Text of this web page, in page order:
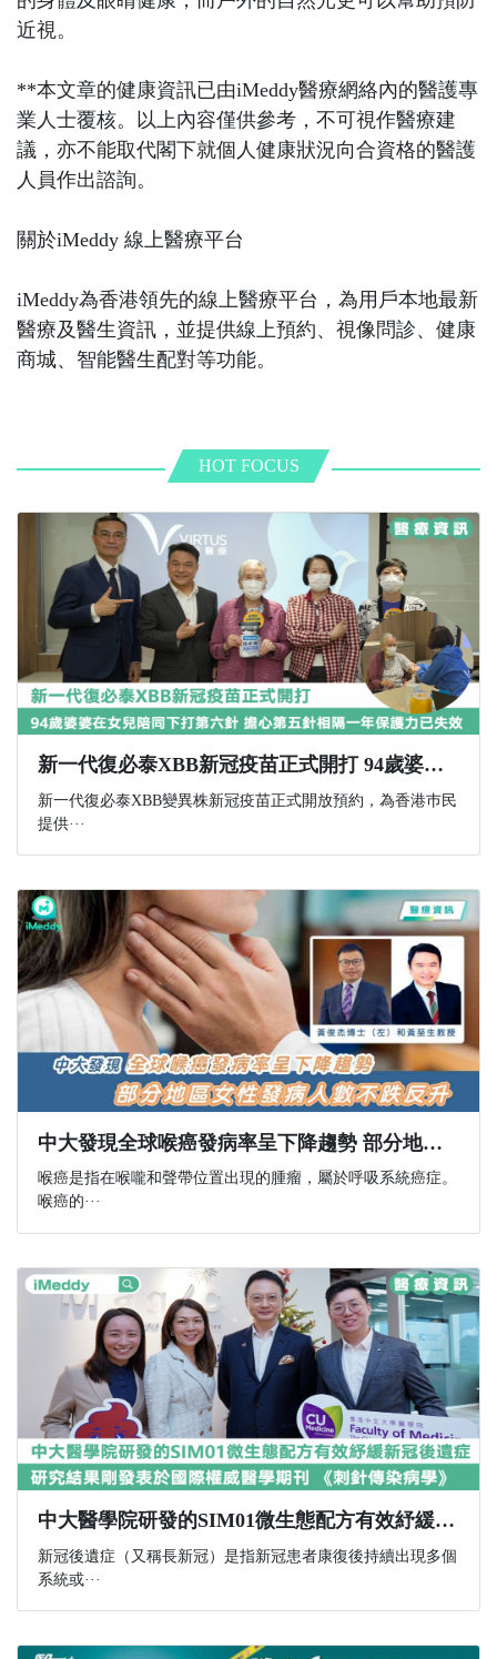
近視。
**本文章的健康資訊已由iMeddy醫療網絡內的醫護專
業人士覆核。以上內容僅供參考，不可視作醫療建
議，亦不能取代閣下就個人健康狀況向合資格的醫護
人員作出諮詢。
關於iMeddy 線上醫療平台
iMeddy為香港領先的線上醫療平台，為用戶本地最新
醫療及醫生資訊，並提供線上預約、視像問診、健康
商城、智能醫生配對等功能。
HOT FOCUS
新一代復必泰XBB新冠疫苗正式開打 94歲婆婆在女兒陪同下打第六針 擔心第五針相隔一年保護力已失效
新一代復必泰XBB變異株新冠疫苗正式開放預約，為香港巿民
提供···
中大發現全球喉癌發病率呈下降趨勢 部分地區女性發病人數不跌反升
喉癌是指在喉嚨和聲帶位置出現的腫瘤，屬於呼吸系統癌症。
喉癌的···
中大醫學院研發的SIM01微生態配方有效紓緩新冠後遺症 研究結果剛發表於國際權威醫學期刊 《刺針傳染病學》
新冠後遺症（又稱長新冠）是指新冠患者康復後持續出現多個
系統或···